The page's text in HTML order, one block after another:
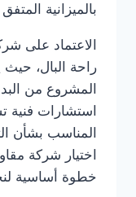
بالميزانية
الاعتماد على
راحة البال،
المشروع من
استشارات فنية
المناسب بشأن
اختيار شركة
خطوة أساسية